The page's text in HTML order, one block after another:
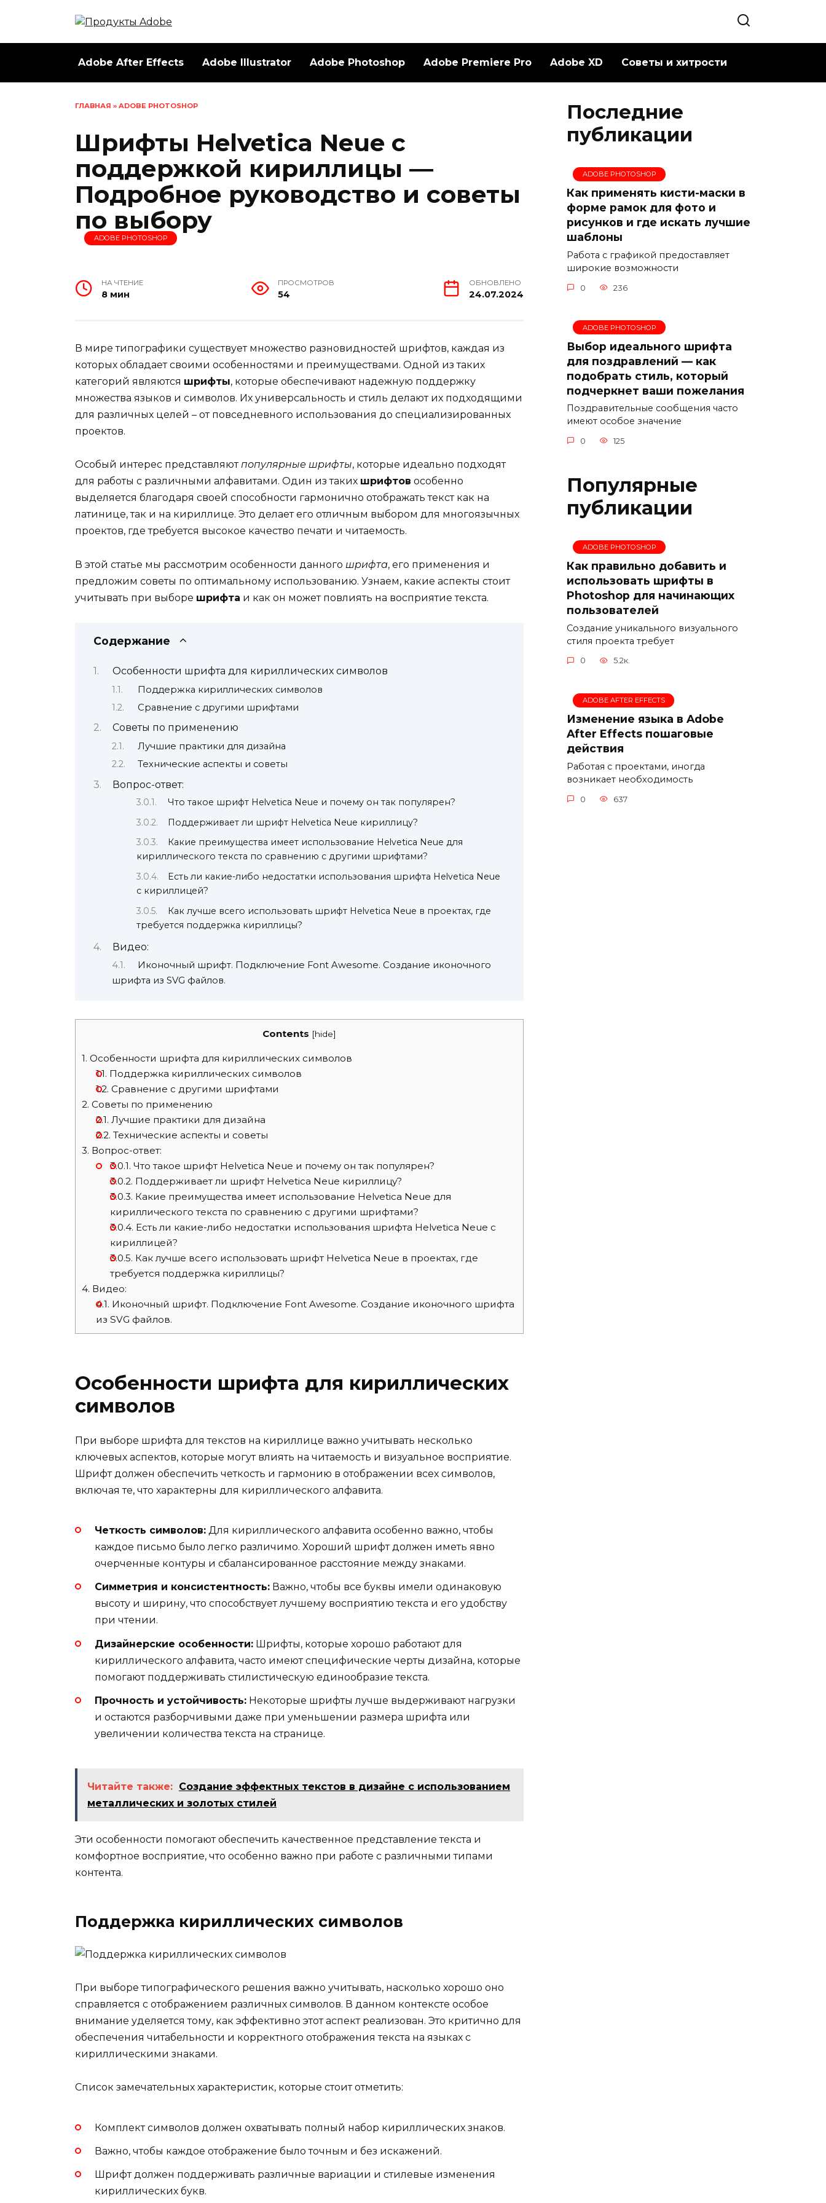
Adobe After Effects Adobe Illustrator Adobe Photoshop Adobe Premiere Pro Adobe XD Советы и хитрости
ГЛАВНАЯ » ADOBE PHOTOSHOP
Шрифты Helvetica Neue с
поддержкой кириллицы —
Подробное руководство и советы
по выбору
ADOBE PHOTOSHOP
НА ЧТЕНИЕ
8 мин
ПРОСМОТРОВ
54
ОБНОВЛЕНО
24.07.2024
В мире типографики существует множество разновидностей шрифтов, каждая из
которых обладает своими особенностями и преимуществами. Одной из таких
категорий являются шрифты, которые обеспечивают надежную поддержку
множества языков и символов. Их универсальность и стиль делают их подходящими
для различных целей – от повседневного использования до специализированных
проектов.
Особый интерес представляютпопулярные шрифты, которые идеально подходят
для работы с различными алфавитами. Один из таких шрифтов особенно
выделяется благодаря своей способности гармонично отображать текст как на
латинице, так и на кириллице. Это делает его отличным выбором для многоязычных
проектов, где требуется высокое качество печати и читаемость.
В этой статье мы рассмотрим особенности данного шрифта, его применения и
предложим советы по оптимальному использованию. Узнаем, какие аспекты стоит
учитывать при выборе шрифта и как он может повлиять на восприятие текста.
Содержание
Особенности шрифта для кириллических символов
Поддержка кириллических символов
Сравнение с другими шрифтами
Советы по применению
Лучшие практики для дизайна
Технические аспекты и советы
Вопрос-ответ:
Что такое шрифт Helvetica Neue и почему он так популярен?
Поддерживает ли шрифт Helvetica Neue кириллицу?
Какие преимущества имеет использование Helvetica Neue для
кириллического текста по сравнению с другими шрифтами?
Есть ли какие-либо недостатки использования шрифта Helvetica Neue
с кириллицей?
Как лучше всего использовать шрифт Helvetica Neue в проектах, где
требуется поддержка кириллицы?
Видео:
Иконочный шрифт. Подключение Font Awesome. Создание иконочного
шрифта из SVG файлов.
Contents [hide]
1. Особенности шрифта для кириллических символов
1.1. Поддержка кириллических символов
1.2. Сравнение с другими шрифтами
2. Советы по применению
2.1. Лучшие практики для дизайна
2.2. Технические аспекты и советы
3. Вопрос-ответ:
3.0.1. Что такое шрифт Helvetica Neue и почему он так популярен?
3.0.2. Поддерживает ли шрифт Helvetica Neue кириллицу?
3.0.3. Какие преимущества имеет использование Helvetica Neue для
кириллического текста по сравнению с другими шрифтами?
3.0.4. Есть ли какие-либо недостатки использования шрифта Helvetica Neue с
кириллицей?
3.0.5. Как лучше всего использовать шрифт Helvetica Neue в проектах, где
требуется поддержка кириллицы?
4. Видео:
4.1. Иконочный шрифт. Подключение Font Awesome. Создание иконочного шрифта
из SVG файлов.
Особенности шрифта для кириллических
символов
При выборе шрифта для текстов на кириллице важно учитывать несколько
ключевых аспектов, которые могут влиять на читаемость и визуальное восприятие.
Шрифт должен обеспечить четкость и гармонию в отображении всех символов,
включая те, что характерны для кириллического алфавита.
Четкость символов: Для кириллического алфавита особенно важно, чтобы
каждое письмо было легко различимо. Хороший шрифт должен иметь явно
очерченные контуры и сбалансированное расстояние между знаками.
Симметрия и консистентность: Важно, чтобы все буквы имели одинаковую
высоту и ширину, что способствует лучшему восприятию текста и его удобству
при чтении.
Дизайнерские особенности: Шрифты, которые хорошо работают для
кириллического алфавита, часто имеют специфические черты дизайна, которые
помогают поддерживать стилистическую единообразие текста.
Прочность и устойчивость: Некоторые шрифты лучше выдерживают нагрузки
и остаются разборчивыми даже при уменьшении размера шрифта или
увеличении количества текста на странице.
Читайте также: Создание эффектных текстов в дизайне с использованием
металлических и золотых стилей
Эти особенности помогают обеспечить качественное представление текста и
комфортное восприятие, что особенно важно при работе с различными типами
контента.
Поддержка кириллических символов
При выборе типографического решения важно учитывать, насколько хорошо оно
справляется с отображением различных символов. В данном контексте особое
внимание уделяется тому, как эффективно этот аспект реализован. Это критично для
обеспечения читабельности и корректного отображения текста на языках с
кириллическими знаками.
Список замечательных характеристик, которые стоит отметить:
Комплект символов должен охватывать полный набор кириллических знаков.
Важно, чтобы каждое отображение было точным и без искажений.
Шрифт должен поддерживать различные вариации и стилевые изменения
кириллических букв.
Последние
публикации
ADOBE PHOTOSHOP
Как применять кисти-маски в
форме рамок для фото и
рисунков и где искать лучшие
шаблоны
Работа с графикой предоставляет
широкие возможности
0 236
ADOBE PHOTOSHOP
Выбор идеального шрифта
для поздравлений — как
подобрать стиль, который
подчеркнет ваши пожелания
Поздравительные сообщения часто
имеют особое значение
0 125
Популярные
публикации
ADOBE PHOTOSHOP
Как правильно добавить и
использовать шрифты в
Photoshop для начинающих
пользователей
Создание уникального визуального
стиля проекта требует
0 5.2к.
ADOBE AFTER EFFECTS
Изменение языка в Adobe
After Effects пошаговые
действия
Работая с проектами, иногда
возникает необходимость
0 637